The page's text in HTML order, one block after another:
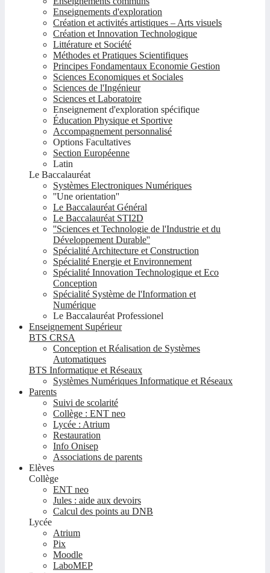
Enseignements d'exploration
Création et activités artistiques – Arts visuels
Création et Innovation Technologique
Littérature et Société
Méthodes et Pratiques Scientifiques
Principes Fondamentaux Economie Gestion
Sciences Economiques et Sociales
Sciences de l'Ingénieur
Sciences et Laboratoire
Enseignement d'exploration spécifique
Éducation Physique et Sportive
Accompagnement personnalisé
Options Facultatives
Section Européenne
Latin
Le Baccalauréat
Systèmes Electroniques Numériques
''Une orientation''
Le Baccalauréat Général
Le Baccalauréat STI2D
''Sciences et Technologie de l'Industrie et du
Développement Durable''
Spécialité Architecture et Construction
Spécialité Energie et Environnement
Spécialité Innovation Technologique et Eco
Conception
Spécialité Système de l'Information et
Numérique
Le Baccalauréat Professionel
Enseignement Supérieur
BTS CRSA
Conception et Réalisation de Systèmes
Automatiques
BTS Informatique et Réseaux
Systèmes Numériques Informatique et Réseaux
Parents
Suivi de scolarité
Collège : ENT neo
Lycée : Atrium
Restauration
Info Onisep
Associations de parents
Elèves
Collège
ENT neo
Jules : aide aux devoirs
Calcul des points au DNB
Lycée
Atrium
Pix
Moodle
LaboMEP